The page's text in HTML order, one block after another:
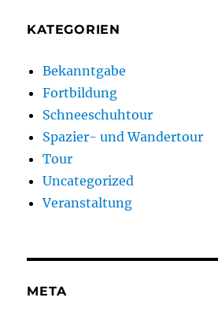
KATEGORIEN
Bekanntgabe
Fortbildung
Schneeschuhtour
Spazier- und Wandertour
Tour
Uncategorized
Veranstaltung
META